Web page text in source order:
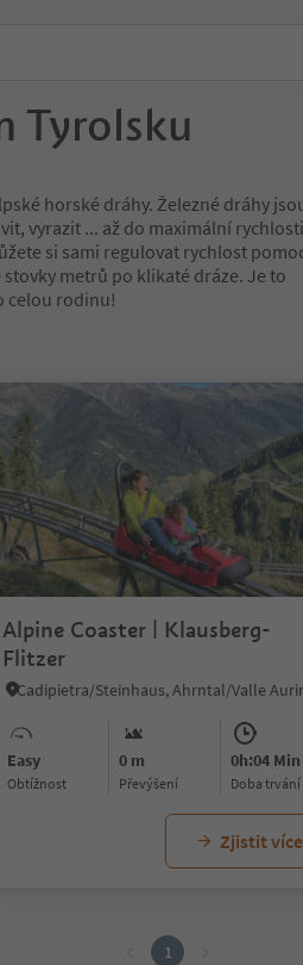
Tyrolsku
horské dráhy. Železné dráhy
vyrazit ... až do maximální
si sami regulovat rychlost
metrů po klikaté dráze. Je to
celou rodinu!
Alpine Coaster | Klausberg-
Flitzer
Easy
Obtížnost
0 m
Převýšení
0h:04 Min
doba trvání
Zjistit více
1